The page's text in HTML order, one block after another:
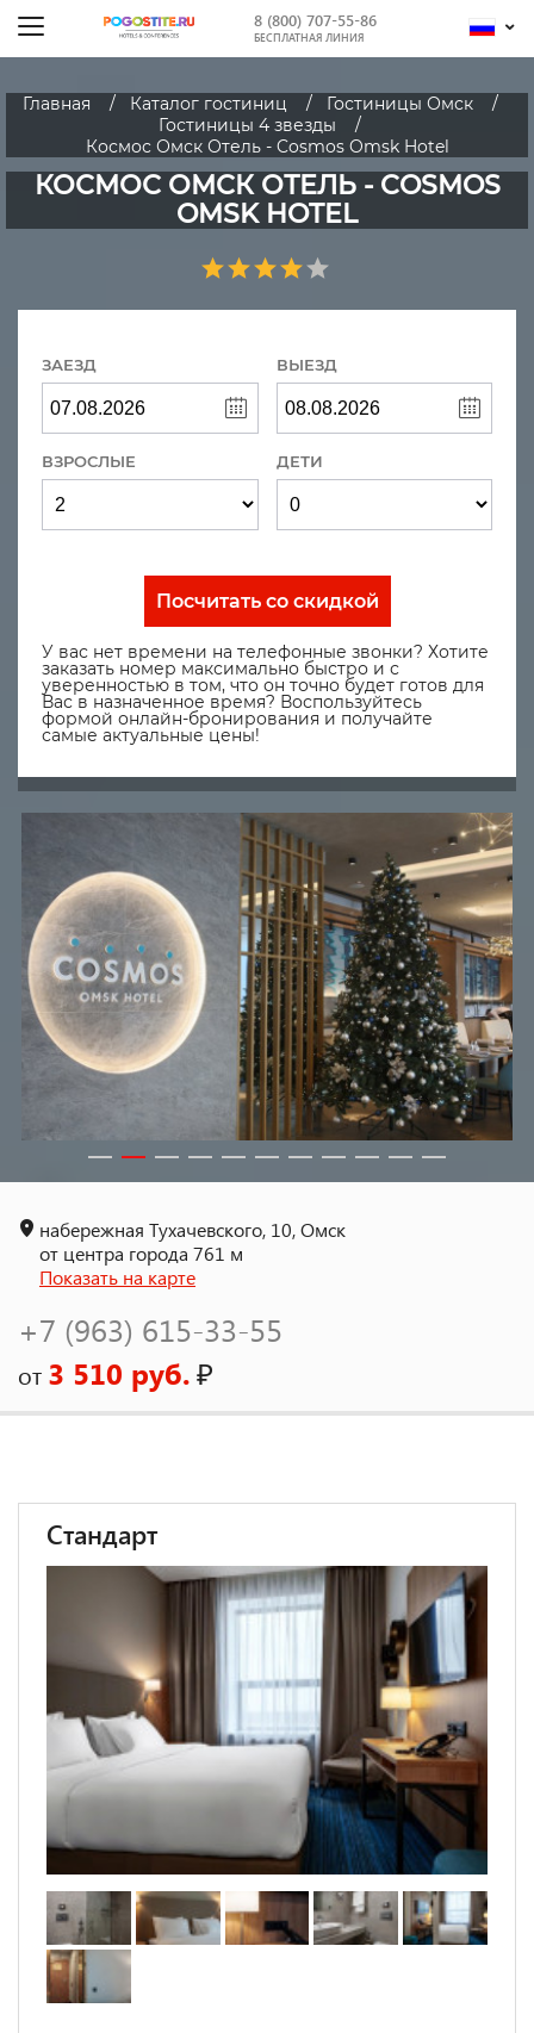
8 (800) 707-55-86
БЕСПЛАТНАЯ ЛИНИЯ
Главная Каталог гостиниц
Гостиницы Омск
Гостиницы 4 звезды
Космос Омск Отель - Cosmos Omsk Hotel
КОСМОС ОМСК ОТЕЛЬ - COSMOS
OMSK HOTEL
ЗАЕЗД ВЫЕЗД
ВЗРОСЛЫЕ ДЕТИ
Посчитать со скидкой
У вас нет времени на телефонные звонки? Хотите
заказать номер максимально быстро и с
уверенностью в том, что он точно будет готов для
Вас в назначенное время? Воспользуйтесь
формой онлайн-бронирования и получайте
самые актуальные цены!
набережная Тухачевского, 10, Омск
от центра города 761 м
Показать на карте
+7 (963) 615-33-55
от 3 510 руб.₽
Стандарт